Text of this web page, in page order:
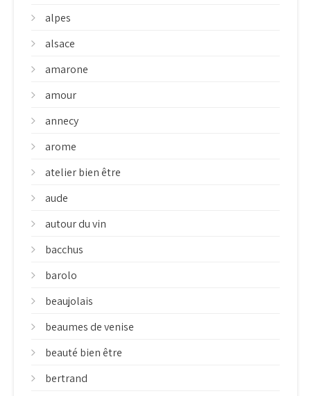
alpes
alsace
amarone
amour
annecy
arome
atelier bien être
aude
autour du vin
bacchus
barolo
beaujolais
beaumes de venise
beauté bien être
bertrand